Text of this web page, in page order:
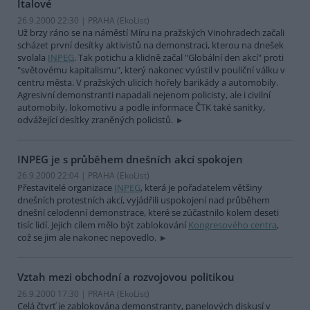
Italové
26.9.2000 22:30 | PRAHA (EkoList)
Už brzy ráno se na náměstí Míru na pražských Vinohradech začali
scházet první desítky aktivistů na demonstraci, kterou na dnešek
svolala INPEG. Tak potichu a klidně začal "Globální den akcí" proti
"světovému kapitalismu", který nakonec vyústil v pouliční válku v
centru města. V pražských ulicích hořely barikády a automobily.
Agresivní demonstranti napadali nejenom policisty, ale i civilní
automobily, lokomotivu a podle informace ČTK také sanitky,
odvážející desítky zraněných policistů.
INPEG je s průběhem dnešních akcí spokojen
26.9.2000 22:04 | PRAHA (EkoList)
Přestavitelé organizace INPEG, která je pořadatelem většiny
dnešních protestních akcí, vyjádřili uspokojení nad průběhem
dnešní celodenní demonstrace, které se zúčastnilo kolem deseti
tisíc lidí. Jejich cílem mělo být zablokování Kongresového centra,
což se jim ale nakonec nepovedlo.
Vztah mezi obchodní a rozvojovou politikou
26.9.2000 17:30 | PRAHA (EkoList)
Celá čtvrť je zablokována demonstranty, panelových diskusí v